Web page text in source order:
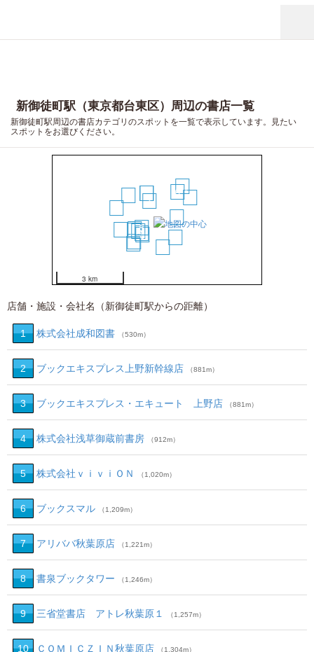
新御徒町駅（東京都台東区）周辺の書店一覧
新御徒町駅周辺の書店カテゴリのスポットを一覧で表示しています。見たい
スポットをお選びください。
1
2
3
4
5
6
7
8
9
10
11 13
14
15
17
19
3 km
店舗・施設・会社名（新御徒町駅からの距離）
1 株式会社成和図書 （530m）
2 ブックエキスプレス上野新幹線店 （881m）
3 ブックエキスプレス・エキュート 上野店 （881m）
4 株式会社浅草御蔵前書房 （912m）
5 株式会社ｖｉｖｉＯＮ （1,020m）
6 ブックスマル （1,209m）
7 アリババ秋葉原店 （1,221m）
8 書泉ブックタワー （1,246m）
9 三省堂書店 アトレ秋葉原１ （1,257m）
10 ＣＯＭＩＣＺＩＮ秋葉原店 （1,304m）